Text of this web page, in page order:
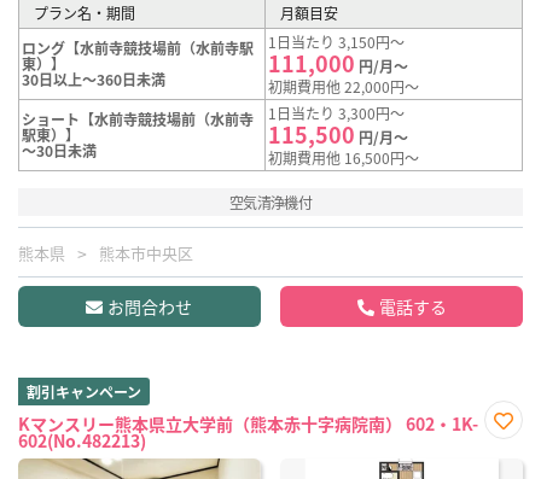
プラン名・期間
月額目安
ロング【水前寺競技場前（水前寺駅
東）】
30日以上～360日未満
1日当たり 3,150円～
111,000 円/月～
初期費用他 22,000円～
ショート【水前寺競技場前（水前寺
駅東）】
～30日未満
1日当たり 3,300円～
115,500 円/月～
初期費用他 16,500円～
空気清浄機付
熊本県 熊本市中央区
お問合わせ 電話する
割引キャンペーン
Kマンスリー熊本県立大学前（熊本赤十字病院南） 602・1K-
602(No.482213)
に入